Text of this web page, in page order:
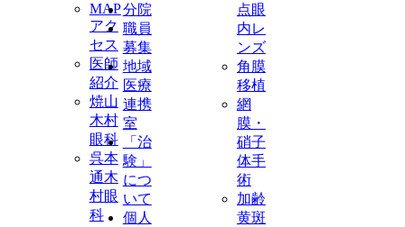
MAP
アク
セス
医師
紹介
分院
焼山
木村
眼科
呉本
通木
村眼
科
職員
募集
地域
医療
連携
室
「治
験」
につ
いて
個人
点眼
内レ
ンズ
角膜
移植
網
膜・
硝子
体手
術
加齢
黄斑